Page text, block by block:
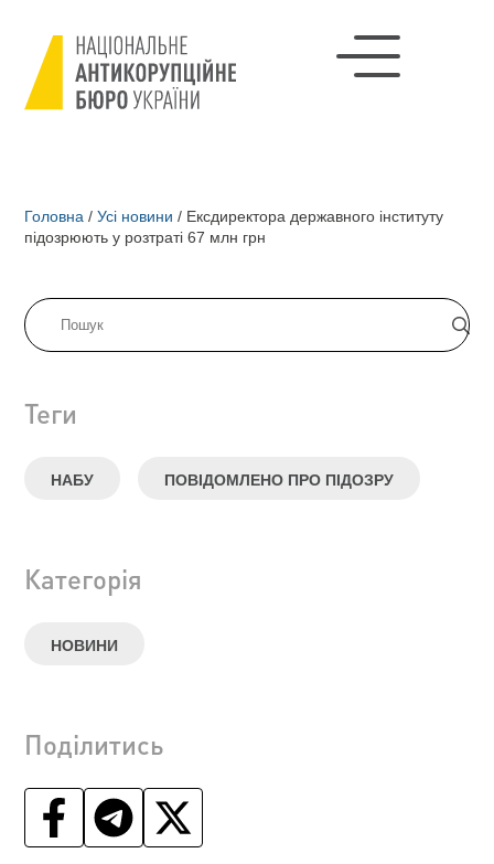
Головна / Усі новини / Ексдиректора державного інституту
підозрюють у розтраті 67 млн грн
Теги
НАБУ ПОВІДОМЛЕНО ПРО ПІДОЗРУ
Категорія
НОВИНИ
Поділитись